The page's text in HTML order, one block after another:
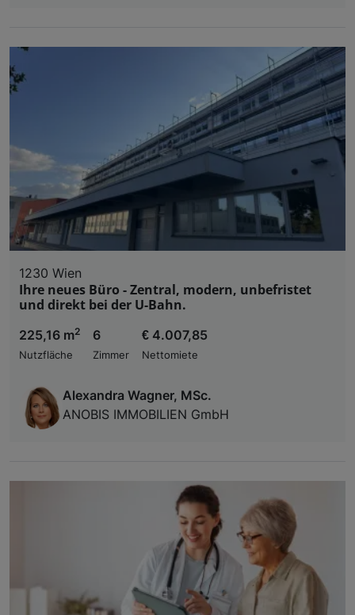
1230 Wien
Ihre neues Büro - Zentral, modern, unbefristet
und direkt bei der U-Bahn.
225,16 m2
Nutzfläche
6
Zimmer
€ 4.007,85
Nettomiete
Alexandra Wagner, MSc.
ANOBIS IMMOBILIEN GmbH